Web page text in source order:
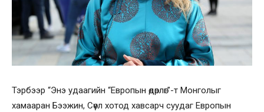
Тэрбээр “Энэ удаагийн “Европын өдөрлөг”-т Монголыг
хамааран Бээжин, Сөүл хотод хавсарч суудаг Европын